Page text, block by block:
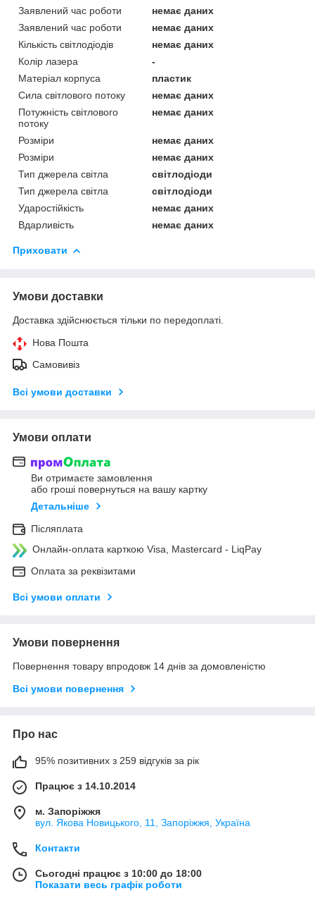
Заявлений час роботи
немає даних
Заявлений час роботи
немає даних
Кількість світлодіодів
немає даних
Колір лазера
-
Матеріал корпуса
пластик
Сила світлового потоку
немає даних
Потужність світлового
потоку
немає даних
Розміри
немає даних
Розміри
немає даних
Тип джерела світла
світлодіоди
Тип джерела світла
світлодіоди
Ударостійкість
немає даних
Вдарливість
немає даних
Приховати
Умови доставки
Доставка здійснюється тільки по передоплаті.
Нова Пошта
Самовивіз
Всі умови доставки
Умови оплати
Ви отримаєте замовлення
або гроші повернуться на вашу картку
Детальніше
Післяплата
Онлайн-оплата карткою Visa, Mastercard - LiqPay
Оплата за реквізитами
Всі умови оплати
Умови повернення
Повернення товару впродовж 14 днів за домовленістю
Всі умови повернення
Про нас
95% позитивних з 259 відгуків за рік
Працює з 14.10.2014
м. Запоріжжя
вул. Якова Новицького, 11, Запоріжжя, Україна
Контакти
Сьогодні працює з 10:00 до 18:00
Показати весь графік роботи